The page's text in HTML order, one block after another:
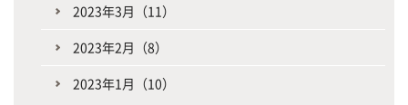
2023年3月（11）
2023年2月（8）
2023年1月（10）